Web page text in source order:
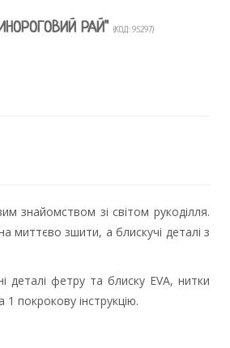
РАЙ" (КОД: 95297)
знайомством зі світом рукоділля.
миттєво зшити, а блискучі деталі з
деталі фетру та блиску EVA, нитки
покрокову інструкцію.